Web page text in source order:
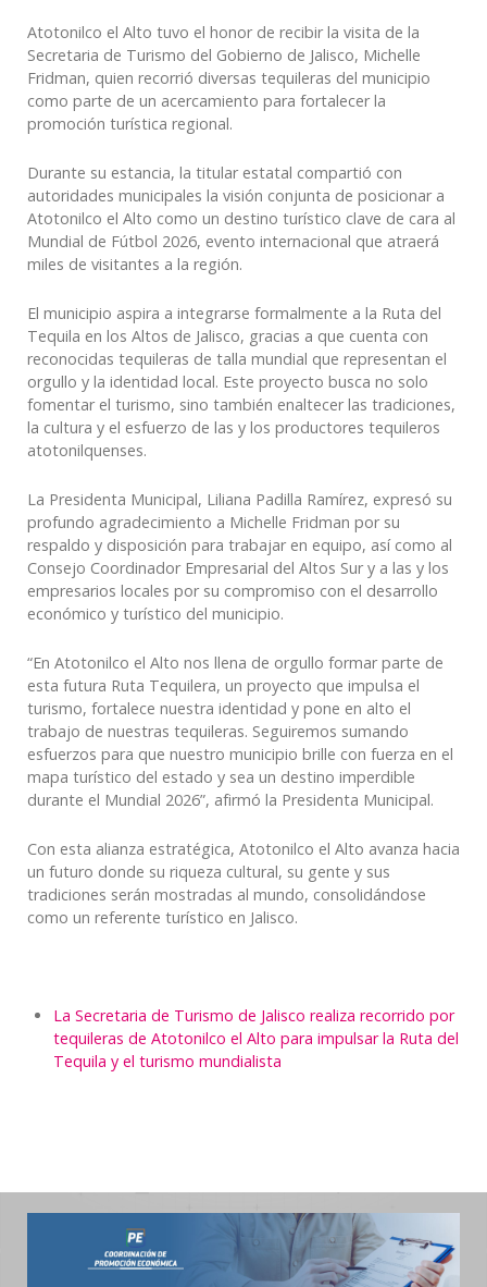
shortcut
activates
screen
reader
help
navigate
interact
with
content.
Atotonilco el Alto tuvo el honor de recibir la visita de la
Secretaria de Turismo del Gobierno de Jalisco, Michelle
Fridman, quien recorrió diversas tequileras del municipio
como parte de un acercamiento para fortalecer la
promoción turística regional.
Durante su estancia, la titular estatal compartió con
autoridades municipales la visión conjunta de posicionar a
Atotonilco el Alto como un destino turístico clave de cara al
Mundial de Fútbol 2026, evento internacional que atraerá
miles de visitantes a la región.
El municipio aspira a integrarse formalmente a la Ruta del
Tequila en los Altos de Jalisco, gracias a que cuenta con
reconocidas tequileras de talla mundial que representan el
orgullo y la identidad local. Este proyecto busca no solo
fomentar el turismo, sino también enaltecer las tradiciones,
la cultura y el esfuerzo de las y los productores tequileros
atotonilquenses.
La Presidenta Municipal, Liliana Padilla Ramírez, expresó su
profundo agradecimiento a Michelle Fridman por su
respaldo y disposición para trabajar en equipo, así como al
Consejo Coordinador Empresarial del Altos Sur y a las y los
empresarios locales por su compromiso con el desarrollo
económico y turístico del municipio.
“En Atotonilco el Alto nos llena de orgullo formar parte de
esta futura Ruta Tequilera, un proyecto que impulsa el
turismo, fortalece nuestra identidad y pone en alto el
trabajo de nuestras tequileras. Seguiremos sumando
esfuerzos para que nuestro municipio brille con fuerza en el
mapa turístico del estado y sea un destino imperdible
durante el Mundial 2026”, afirmó la Presidenta Municipal.
Con esta alianza estratégica, Atotonilco el Alto avanza hacia
un futuro donde su riqueza cultural, su gente y sus
tradiciones serán mostradas al mundo, consolidándose
como un referente turístico en Jalisco.
La Secretaria de Turismo de Jalisco realiza recorrido por
tequileras de Atotonilco el Alto para impulsar la Ruta del
Tequila y el turismo mundialista